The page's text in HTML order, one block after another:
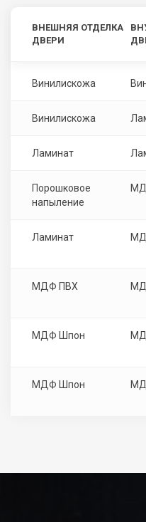
ВНЕШНЯЯ ОТДЕЛКА
ДВЕРИ
Винилискожа
Винилискожа
Ламинат
Порошковое
напыление
Ламинат
МДФ ПВХ
МДФ Шпон
МДФ Шпон